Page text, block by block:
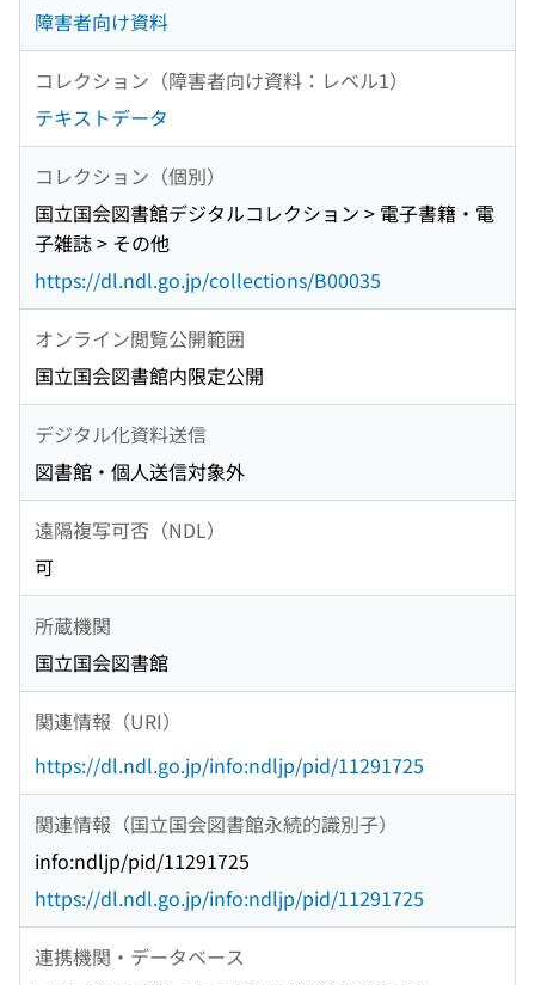
障害者向け資料
コレクション（障害者向け資料：レベル1）
テキストデータ
コレクション（個別）
国立国会図書館デジタルコレクション > 電子書籍・電
子雑誌 > その他
https://dl.ndl.go.jp/collections/B00035
オンライン閲覧公開範囲
国立国会図書館内限定公開
デジタル化資料送信
図書館・個人送信対象外
遠隔複写可否（NDL）
可
所蔵機関
国立国会図書館
関連情報（URI）
https://dl.ndl.go.jp/info:ndljp/pid/11291725
関連情報（国立国会図書館永続的識別子）
info:ndljp/pid/11291725
https://dl.ndl.go.jp/info:ndljp/pid/11291725
連携機関・データベース